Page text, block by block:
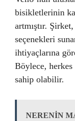
bisikletlerinin
artmıştır.
seçenekleri
ihtiyaçlarına
Böylece,
sahip olabilir.
NERENİN